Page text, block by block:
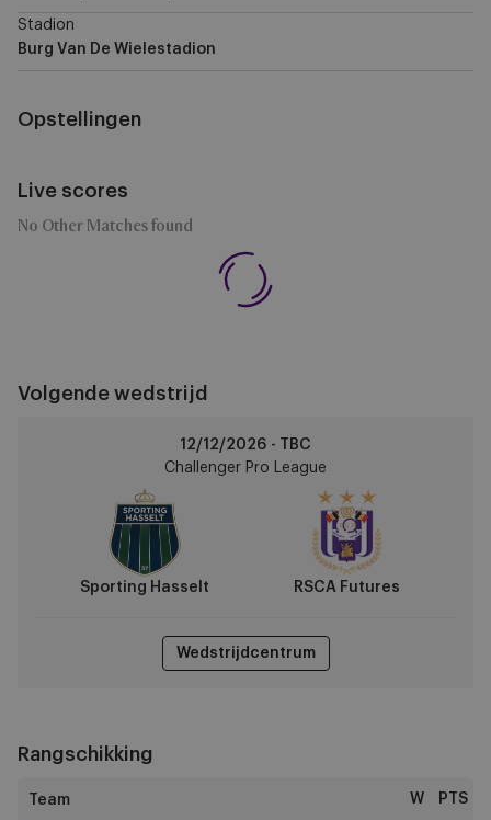
Stadion
Burg Van De Wielestadion
Opstellingen
Live scores
No Other Matches found
Volgende wedstrijd
12/12/2026 - TBC
Challenger Pro League
Sporting Hasselt RSCA Futures
Wedstrijdcentrum
Rangschikking
W PTS